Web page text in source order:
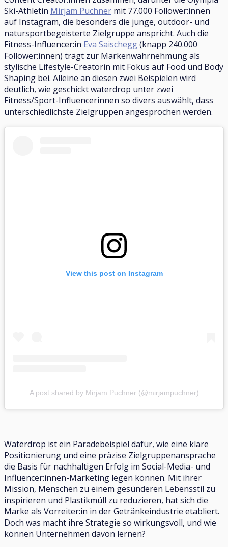
Ski-Athletin Mirjam Puchner mit 77.000 Follower:innen
auf Instagram, die besonders die junge, outdoor- und
natursportbegeisterte Zielgruppe anspricht. Auch die
Fitness-Influencer:in Eva Saischegg(knapp 240.000
Follower:innen) trägt zur Markenwahrnehmung als
stylische Lifestyle-Creatorin mit Fokus auf Food und Body
Shaping bei. Alleine an diesen zwei Beispielen wird
deutlich, wie geschickt waterdrop unter zwei
Fitness/Sport-Influencerinnen so divers auswählt, dass
unterschiedlichste Zielgruppen angesprochen werden.
View this post on Instagram
A post shared by Mirjam Puchner (@mirjampuchner)
Waterdrop ist ein Paradebeispiel dafür, wie eine klare
Positionierung und eine präzise Zielgruppenansprache
die Basis für nachhaltigen Erfolg im Social-Media- und
Influencer:innen-Marketing legen können. Mit ihrer
Mission, Menschen zu einem gesünderen Lebensstil zu
inspirieren und Plastikmüll zu reduzieren, hat sich die
Marke als Vorreiter:in in der Getränkeindustrie etabliert.
Doch was macht ihre Strategie so wirkungsvoll, und wie
können Unternehmen davon lernen?